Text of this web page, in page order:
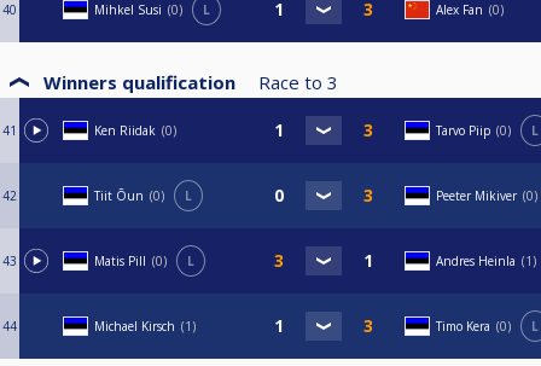
40 Mihkel Susi 0 L Alex Fan 0
Winners qualification Race to 3
41 Ken Riidak 0 Tarvo Piip 0 L
42 Tiit Õun 0 L Peeter Mikiver 0
43 Matis Pill 0 L Andres Heinla 1
44 Michael Kirsch 1 Timo Kera 0 L